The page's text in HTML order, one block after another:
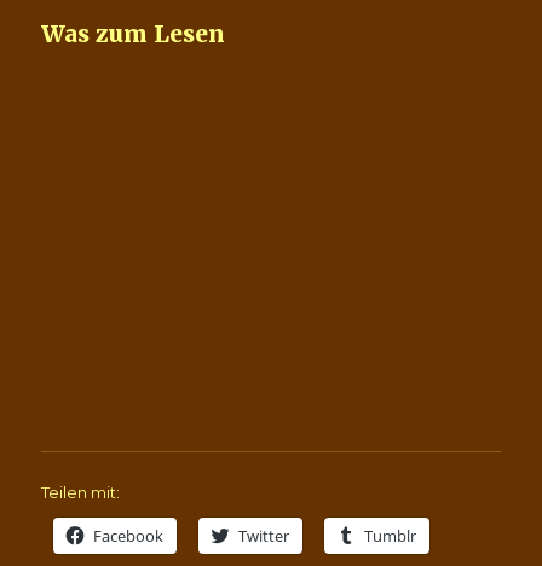
Was zum Lesen
Teilen mit:
Facebook Twitter Tumblr